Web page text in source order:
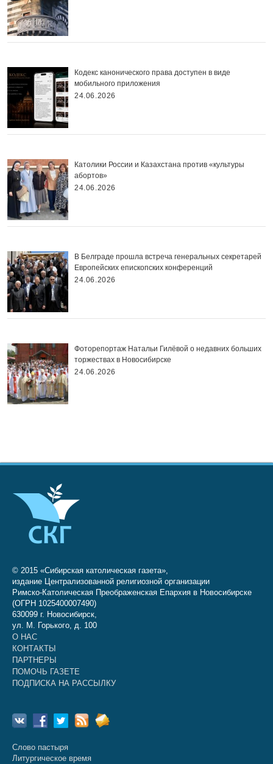
Кодекс канонического права доступен в виде
мобильного приложения
24.06.2026
Католики России и Казахстана против «культуры
абортов»
24.06.2026
В Белграде прошла встреча генеральных секретарей
Европейских епископских конференций
24.06.2026
Фоторепортаж Натальи Гилёвой о недавних больших
торжествах в Новосибирске
24.06.2026
© 2015 «Сибирская католическая газета»,
издание Централизованной религиозной организации
Римско-Католическая Преображенская Епархия в Новосибирске
(ОГРН 1025400007490)
630099 г. Новосибирск,
ул. М. Горького, д. 100
О НАС
КОНТАКТЫ
ПАРТНЕРЫ
ПОМОЧЬ ГАЗЕТЕ
ПОДПИСКА НА РАССЫЛКУ
Слово пастыря
Литургическое время